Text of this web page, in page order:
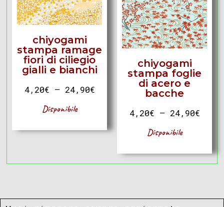
chiyogami
stampa ramage
fiori di ciliegio
gialli e bianchi
4,20€ – 24,90€
Disponibile
chiyogami
stampa foglie
di acero e
bacche
4,20€ – 24,90€
Disponibile